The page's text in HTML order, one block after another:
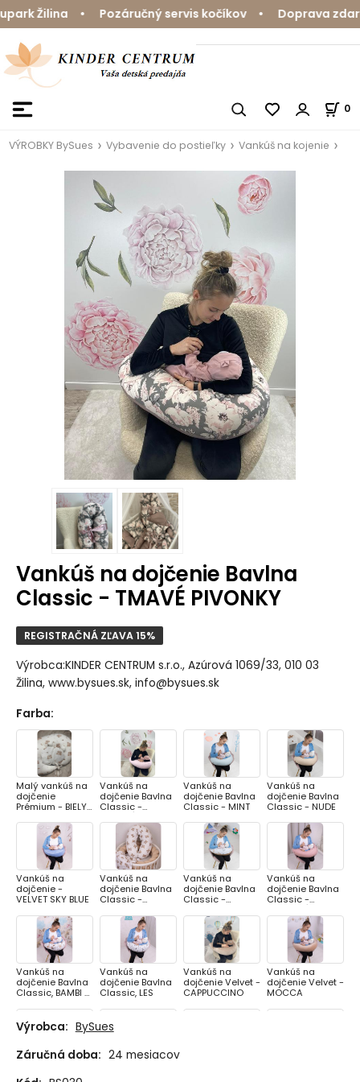
Žilina • Pozáručný servis kočíkov • Doprava
0
VÝROBKY BySues Vybavenie do postieľky Vankúš na kojenie
Vankúš na dojčenie Bavlna
Classic - TMAVÉ PIVONKY
REGISTRAČNÁ ZĽAVA 15%
Výrobca:KINDER CENTRUM s.r.o., Azúrová 1069/33, 010 03
Žilina, www.bysues.sk, info@bysues.sk
Farba:
Malý vankúš na
dojčenie
Prémium - BIELY
KOZERAWSKI
Vankúš na
dojčenie Bavlna
Classic -
RUŽOVÁ
Vankúš na
dojčenie Bavlna
Classic - MINT
Vankúš na
dojčenie Bavlna
Classic - NUDE
Vankúš na
dojčenie -
VELVET SKY BLUE
Vankúš na
dojčenie Bavlna
Classic -
Vankúš na
dojčenie Bavlna
Classic -
BALÓNIKOM
Vankúš na
dojčenie Bavlna
Classic -
Vankúš na
dojčenie Bavlna
Classic, BAMBI S
Vankúš na
dojčenie Bavlna
Classic, LES
Vankúš na
dojčenie Velvet -
CAPPUCCINO
Vankúš na
dojčenie Velvet -
MOCCA
dojčenie Velvet -
Výrobca: BySues
Záručná doba: 24 mesiacov